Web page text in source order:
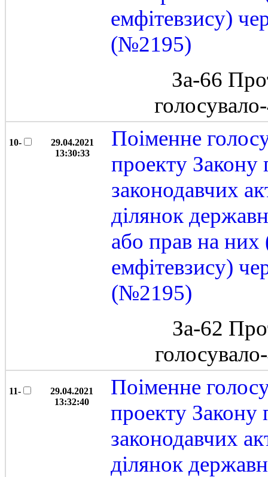
емфітевзису)
(№2195)
За-66
10-
29.04.2021
13:30:33
Поіменне
проекту Закону
законодавчих
ділянок
або прав на
емфітевзису)
(№2195)
За-62
11-
29.04.2021
13:32:40
Поіменне
проекту Закону
законодавчих
ділянок